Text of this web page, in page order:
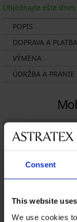
Consent
This website
We use cookies
Objednajte ešte
POPIS
DOPRAVA A PLATBA
VÝMENA
ÚDRŽBA A PRANIE